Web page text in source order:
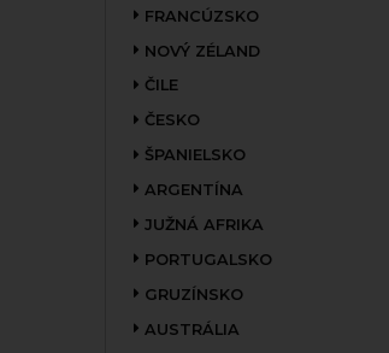
FRANCÚZSKO
NOVÝ ZÉLAND
ČILE
ČESKO
ŠPANIELSKO
ARGENTÍNA
JUŽNÁ AFRIKA
PORTUGALSKO
GRUZÍNSKO
AUSTRÁLIA